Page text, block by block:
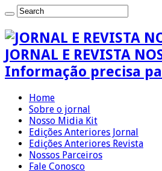
JORNAL E REVISTA
Informação precisa
Home
Sobre o jornal
Nosso Midia Kit
Edições Anteriores Jornal
Edições Anteriores Revista
Nossos Parceiros
Fale Conosco